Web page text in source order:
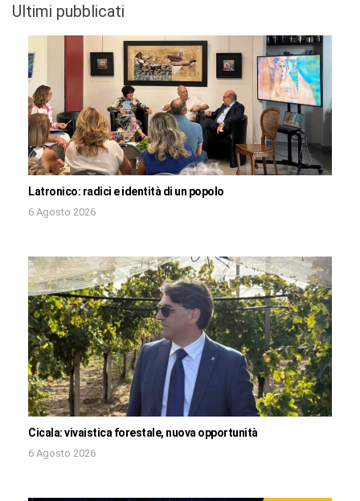
Ultimi pubblicati
Latronico: radici e identità di un popolo
6 Agosto 2026
Cicala: vivaistica forestale, nuova opportunità
6 Agosto 2026